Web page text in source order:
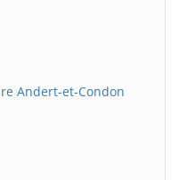
Andert-et-Condon